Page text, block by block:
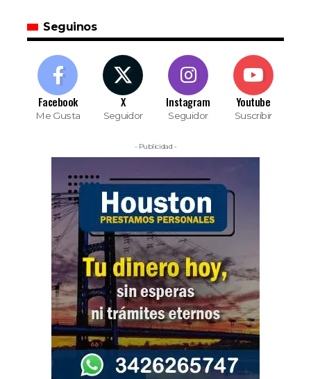
Seguinos
Facebook
Me Gusta
X
Seguidor
Instagram
Seguidor
Youtube
Suscribir
- Publicidad -